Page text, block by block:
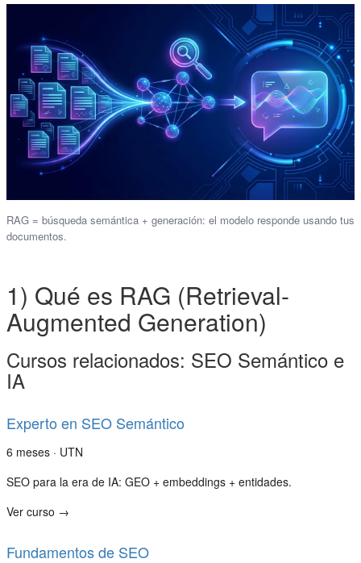
RAG = búsqueda semántica + generación: el modelo responde usando tus
documentos.
1) Qué es RAG (Retrieval-
Augmented Generation)
Cursos relacionados: SEO Semántico e
IA
Experto en SEO Semántico
6 meses · UTN
SEO para la era de IA: GEO + embeddings + entidades.
Ver curso →
Fundamentos de SEO